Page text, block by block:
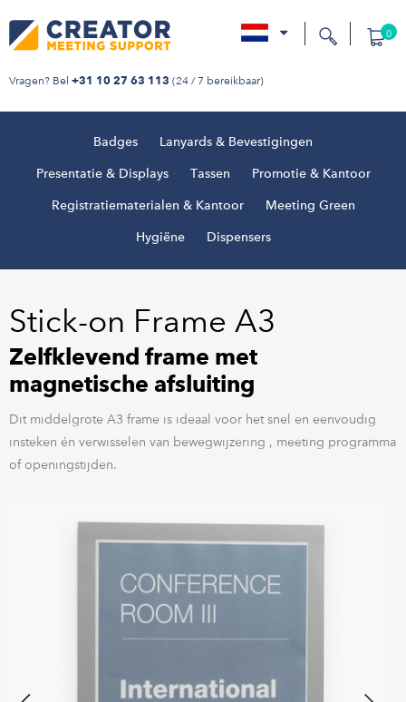
Vragen? Bel +31 10 27 63 113 (24 / 7 bereikbaar)
0
Badges Lanyards & Bevestigingen
Presentatie & Displays Tassen Promotie & Kantoor
Registratiematerialen & Kantoor Meeting Green
Hygiëne Dispensers
Stick-on Frame A3
Zelfklevend frame met
magnetische afsluiting
Dit middelgrote A3 frame is ideaal voor het snel en eenvoudig
insteken én verwisselen van bewegwijzering , meeting programma
of openingstijden.